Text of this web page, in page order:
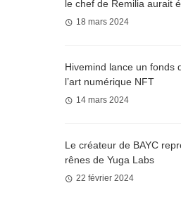
le chef de Remilia aurait
18 mars 2024
Hivemind lance un fonds
l’art numérique NFT
14 mars 2024
Le créateur de BAYC
rênes de Yuga Labs
22 février 2024